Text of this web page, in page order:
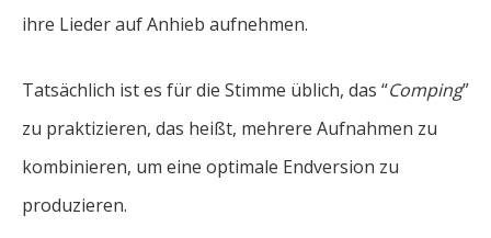
ihre Lieder auf Anhieb aufnehmen.
Tatsächlich ist es für die Stimme üblich, das “Comping”
zu praktizieren, das heißt, mehrere Aufnahmen zu
kombinieren, um eine optimale Endversion zu
produzieren.